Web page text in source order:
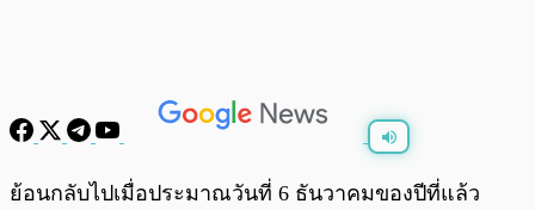
พร้อมเล่น 0:00/ 0:00
ย้อนกลับไปเมื่อประมาณวันที่ 6 ธันวาคมของปีที่แล้ว